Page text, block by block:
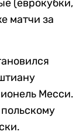
(еврокубки,
матчи за
Месси.